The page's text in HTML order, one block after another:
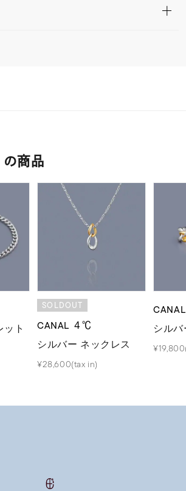
の商品
ト
SOLDOUT
CANAL ４℃
シルバー ネックレス
¥28,600(tax in)
シル